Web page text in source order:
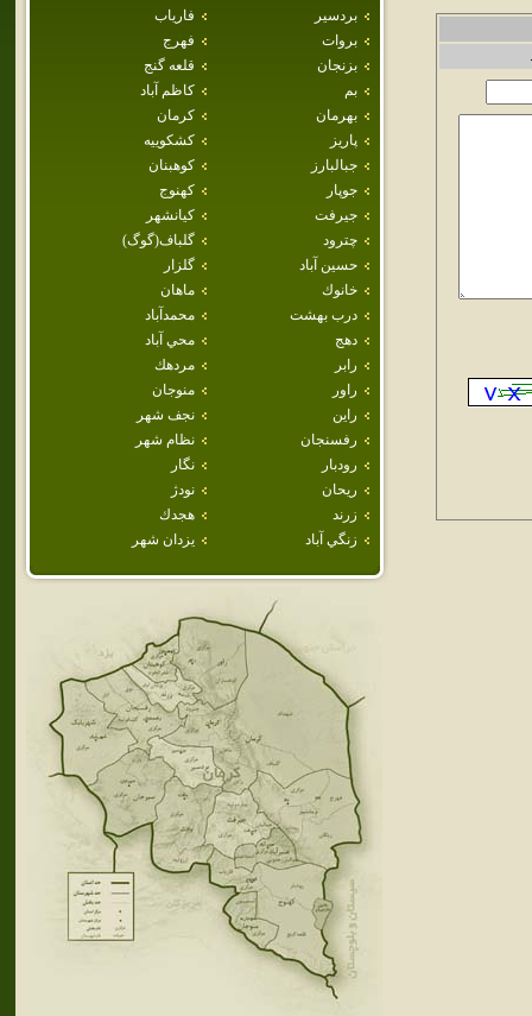
بردسير
فارياب
بروات
فهرج
بزنجان
قلعه گنج
بم
كاظم آباد
بهرمان
كرمان
پاريز
كشكوييه
جبالبارز
كوهبنان
جوپار
كهنوج
جيرفت
كيانشهر
چترود
گلباف(گوگ)
حسين آباد
گلزار
خانوك
ماهان
درب بهشت
محمدآباد
دهج
محي آباد
رابر
مردهك
راور
منوجان
راين
نجف شهر
رفسنجان
نظام شهر
رودبار
نگار
ريحان
نودژ
زرند
هجدك
زنگي آباد
يزدان شهر